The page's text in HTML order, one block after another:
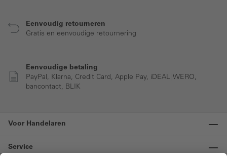
Eenvoudig retourneren
Gratis en eenvoudige retournering
Eenvoudige betaling
PayPal, Klarna, Credit Card, Apple Pay, iDEAL| WERO,
bancontact, BLIK
Voor Handelaren
Service